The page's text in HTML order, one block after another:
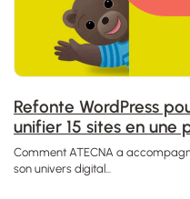
Refonte WordPress
unifier 15 sites en
Comment ATECNA a
son univers digital...